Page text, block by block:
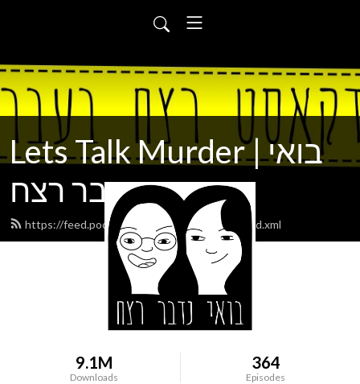
Lets Talk Murder | בואי
נדבר רצח
https://feed.podbean.com/letstalkmurder/feed.xml
9.1M
Downloads
364
Episodes